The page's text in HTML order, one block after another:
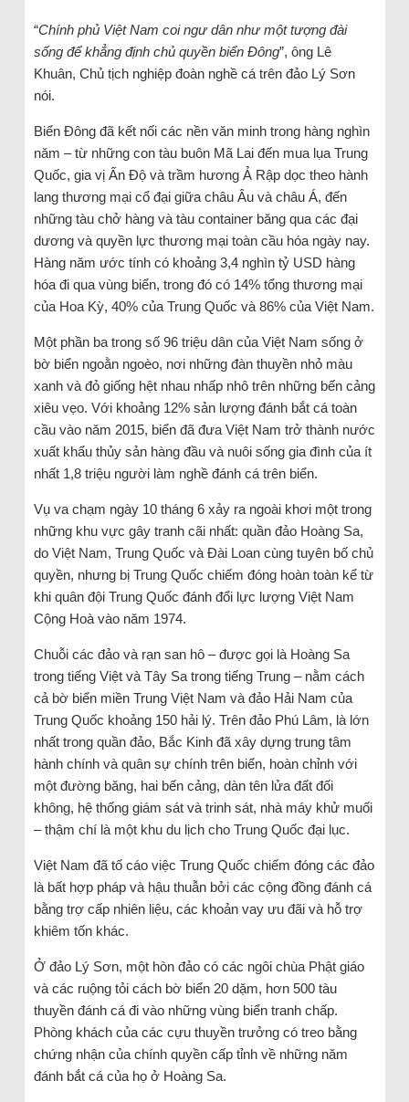
“Chính phủ Việt Nam coi ngư dân như một tượng đài
sống để khẳng định chủ quyền biển Đông”, ông Lê
Khuân, Chủ tịch nghiệp đoàn nghề cá trên đảo Lý Sơn
nói.
Biển Đông đã kết nối các nền văn minh trong hàng nghìn
năm – từ những con tàu buôn Mã Lai đến mua lụa Trung
Quốc, gia vị Ấn Độ và trầm hương Ả Rập dọc theo hành
lang thương mại cổ đại giữa châu Âu và châu Á, đến
những tàu chở hàng và tàu container băng qua các đại
dương và quyền lực thương mại toàn cầu hóa ngày nay.
Hàng năm ước tính có khoảng 3,4 nghìn tỷ USD hàng
hóa đi qua vùng biển, trong đó có 14% tổng thương mại
của Hoa Kỳ, 40% của Trung Quốc và 86% của Việt Nam.
Một phần ba trong số 96 triệu dân của Việt Nam sống ở
bờ biển ngoằn ngoèo, nơi những đàn thuyền nhỏ màu
xanh và đỏ giống hệt nhau nhấp nhô trên những bến cảng
xiêu vẹo. Với khoảng 12% sản lượng đánh bắt cá toàn
cầu vào năm 2015, biển đã đưa Việt Nam trở thành nước
xuất khẩu thủy sản hàng đầu và nuôi sống gia đình của ít
nhất 1,8 triệu người làm nghề đánh cá trên biển.
Vụ va chạm ngày 10 tháng 6 xảy ra ngoài khơi một trong
những khu vực gây tranh cãi nhất: quần đảo Hoàng Sa,
do Việt Nam, Trung Quốc và Đài Loan cùng tuyên bố chủ
quyền, nhưng bị Trung Quốc chiếm đóng hoàn toàn kể từ
khi quân đội Trung Quốc đánh đổi lực lượng Việt Nam
Cộng Hoà vào năm 1974.
Chuỗi các đảo và rạn san hô – được gọi là Hoàng Sa
trong tiếng Việt và Tây Sa trong tiếng Trung – nằm cách
cả bờ biển miền Trung Việt Nam và đảo Hải Nam của
Trung Quốc khoảng 150 hải lý. Trên đảo Phú Lâm, là lớn
nhất trong quần đảo, Bắc Kinh đã xây dựng trung tâm
hành chính và quân sự chính trên biển, hoàn chỉnh với
một đường băng, hai bến cảng, dàn tên lửa đất đối
không, hệ thống giám sát và trinh sát, nhà máy khử muối
– thậm chí là một khu du lịch cho Trung Quốc đại lục.
Việt Nam đã tố cáo việc Trung Quốc chiếm đóng các đảo
là bất hợp pháp và hậu thuẫn bởi các cộng đồng đánh cá
bằng trợ cấp nhiên liệu, các khoản vay ưu đãi và hỗ trợ
khiêm tốn khác.
Ở đảo Lý Sơn, một hòn đảo có các ngôi chùa Phật giáo
và các ruộng tỏi cách bờ biển 20 dặm, hơn 500 tàu
thuyền đánh cá đi vào những vùng biển tranh chấp.
Phòng khách của các cựu thuyền trưởng có treo bằng
chứng nhận của chính quyền cấp tỉnh về những năm
đánh bắt cá của họ ở Hoàng Sa.